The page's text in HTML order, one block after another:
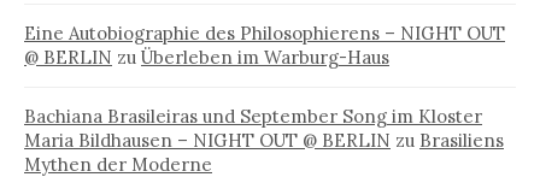
Eine Autobiographie des Philosophierens – NIGHT OUT
@ BERLIN zu Überleben im Warburg-Haus
Bachiana Brasileiras und September Song im Kloster
Maria Bildhausen – NIGHT OUT @ BERLIN zu Brasiliens
Mythen der Moderne